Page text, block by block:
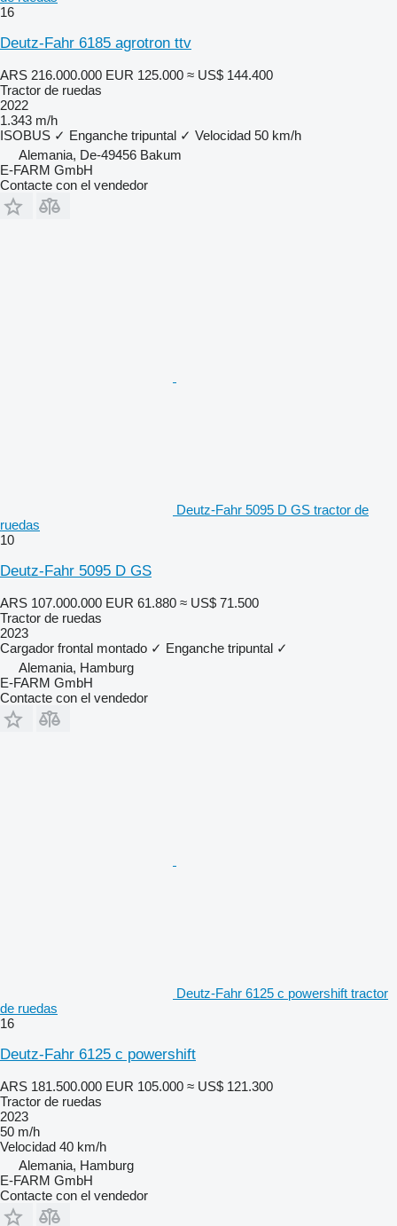
16
Deutz-Fahr 6185 agrotron ttv
ARS 216.000.000 EUR 125.000 ≈ US$ 144.400
Tractor de ruedas
2022
1.343 m/h
ISOBUS ✓ Enganche tripuntal ✓ Velocidad 50 km/h
Alemania, De-49456 Bakum
E-FARM GmbH
Contacte con el vendedor
Deutz-Fahr 5095 D GS tractor de
ruedas
10
Deutz-Fahr 5095 D GS
ARS 107.000.000 EUR 61.880 ≈ US$ 71.500
Tractor de ruedas
2023
Cargador frontal montado ✓ Enganche tripuntal ✓
Alemania, Hamburg
E-FARM GmbH
Contacte con el vendedor
Deutz-Fahr 6125 c powershift tractor
de ruedas
16
Deutz-Fahr 6125 c powershift
ARS 181.500.000 EUR 105.000 ≈ US$ 121.300
Tractor de ruedas
2023
50 m/h
Velocidad 40 km/h
Alemania, Hamburg
E-FARM GmbH
Contacte con el vendedor